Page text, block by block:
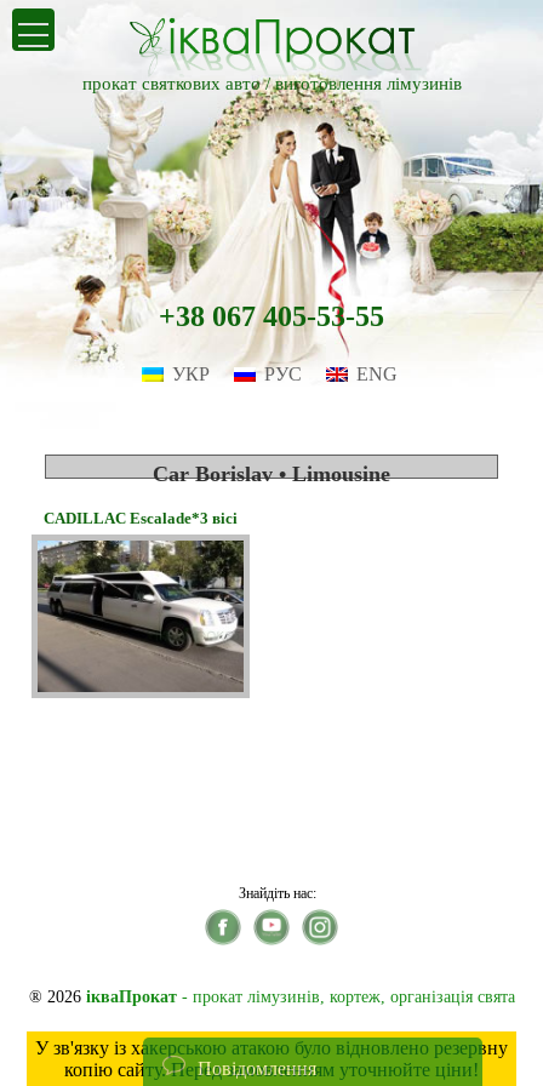
прокат святкових авто /виготовлення лімузинів
+38 067 405-53-55
УКР РУС ENG
Car Borislav • Limousine
CADILLAC Escalade*3 вісі
Знайдіть нас:
® 2026 ікваПрокат- прокат лімузинів, кортеж, організація свята
У зв'язку із хакерською атакою було відновлено резервну
копію сайту. Перед замовленням уточнюйте ціни!
Повідомлення